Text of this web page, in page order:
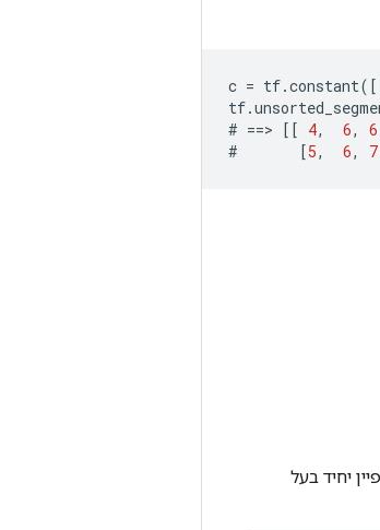
c = tf.constant
tf.
# ==> [[ 4, 6, 6
#
[5, 6, 7
יחיד בעל